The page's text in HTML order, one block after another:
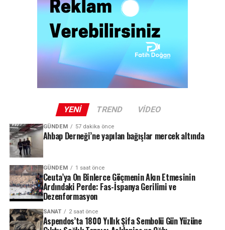
YENI TREND VIDEO
GÜNDEM 57 dakika önce
Ahbap Derneği’ne yapılan bağışlar mercek altında
GÜNDEM 1 saat önce
Ceuta’ya On Binlerce Göçmenin Akın Etmesinin
Ardındaki Perde: Fas-İspanya Gerilimi ve
Dezenformasyon
SANAT 2 saat önce
Aspendos’ta 1800 Yıllık Şifa Sembolü Gün Yüzüne